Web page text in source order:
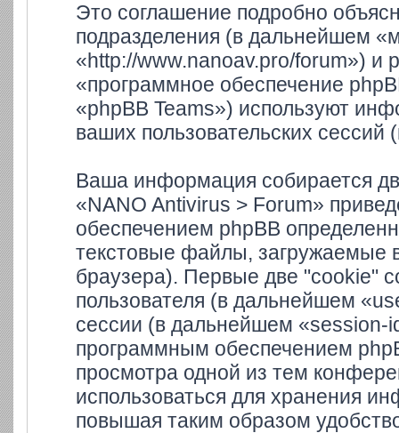
Это соглашение подробно
подразделения (в дальнейшем
«http://www.nanoav.pro/forum») и
«программное обеспечение
«phpBB Teams») используют
ваших пользовательских
Ваша информация собирается
«NANO Antivirus > Forum»
обеспечением phpBB
текстовые файлы, загружаемые
браузера). Первые две "cookie"
пользователя (в дальнейшем
сессии (в дальнейшем «session-
программным обеспечением
просмотра одной из тем
использоваться для хранения
повышая таким образом